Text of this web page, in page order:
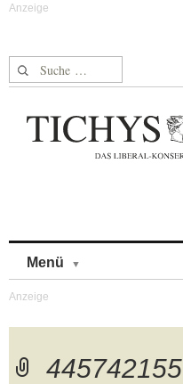
Suche nach:
Menü
445742155